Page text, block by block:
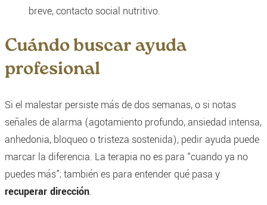
breve, contacto social nutritivo.
Cuándo buscar ayuda
profesional
Si el malestar persiste más de dos semanas, o si notas
señales de alarma (agotamiento profundo, ansiedad intensa,
anhedonia, bloqueo o tristeza sostenida), pedir ayuda puede
marcar la diferencia. La terapia no es para “cuando ya no
puedes más”; también es para entender qué pasa y
recuperar dirección.